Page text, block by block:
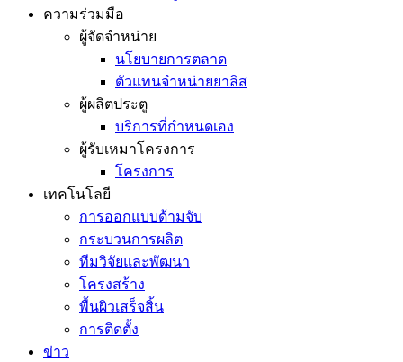
ความร่วมมือ
ผู้จัดจำหน่าย
นโยบายการตลาด
ตัวแทนจำหน่ายยาลิส
ผู้ผลิตประตู
บริการที่กำหนดเอง
ผู้รับเหมาโครงการ
โครงการ
เทคโนโลยี
การออกแบบด้ามจับ
กระบวนการผลิต
ทีมวิจัยและพัฒนา
โครงสร้าง
พื้นผิวเสร็จสิ้น
การติดตั้ง
ข่าว